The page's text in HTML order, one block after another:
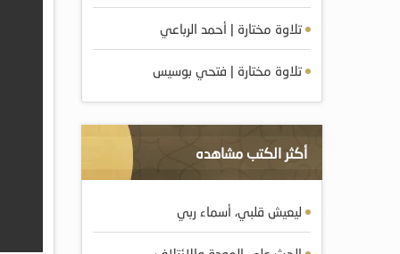
تلاوة مختارة | أحمد الرباعي
تلاوة مختارة | فتحي بوسيس
أكثر الكتب مشاهده
ليعيش قلبي، أسماء ربي